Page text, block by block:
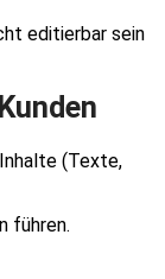
editierbar sein
(Texte,
führen.